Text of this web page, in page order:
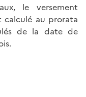
le versement
calculé au prorata
de la date de